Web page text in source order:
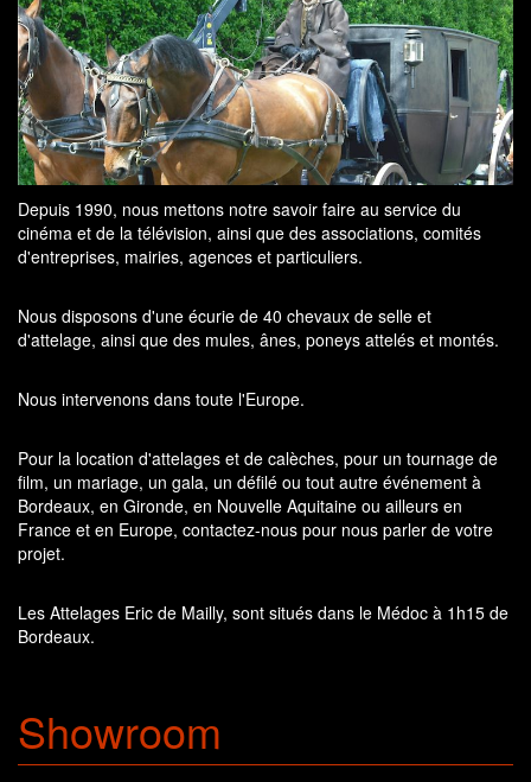
Depuis 1990, nous mettons notre savoir faire au service du
cinéma et de la télévision, ainsi que des associations, comités
d'entreprises, mairies, agences et particuliers.
Nous disposons d'une écurie de 40 chevaux de selle et
d'attelage, ainsi que des mules, ânes, poneys attelés et montés.
Nous intervenons dans toute l'Europe.
Pour la location d'attelages et de calèches, pour un tournage de
film, un mariage, un gala, un défilé ou tout autre événement à
Bordeaux, en Gironde, en Nouvelle Aquitaine ou ailleurs en
France et en Europe, contactez-nous pour nous parler de votre
projet.
Les Attelages Eric de Mailly, sont situés dans le Médoc à 1h15 de
Bordeaux.
Showroom